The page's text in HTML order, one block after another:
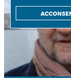
La Rivista
Submission
Colophon
Autori
Forum
Tutti gli articoli
Argomenti
Dossier
Tutti i dossier
Workshop
Impresa sociale,
Chi siamo
Contatti